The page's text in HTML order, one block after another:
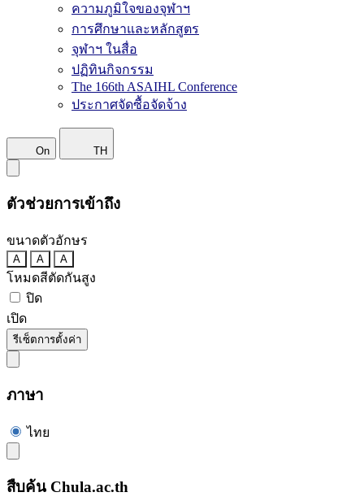
ความภูมิใจของจุฬาฯ
การศึกษาและหลักสูตร
จุฬาฯ ในสื่อ
ปฏิทินกิจกรรม
The 166th ASAIHL Conference
ประกาศจัดซื้อจัดจ้าง
On TH
ตัวช่วยการเข้าถึง
ขนาดตัวอักษร
A A A
โหมดสีตัดกันสูง
ปิด
เปิด
รีเซ็ตการตั้งค่า
ภาษา
ไทย
สืบค้น Chula.ac.th